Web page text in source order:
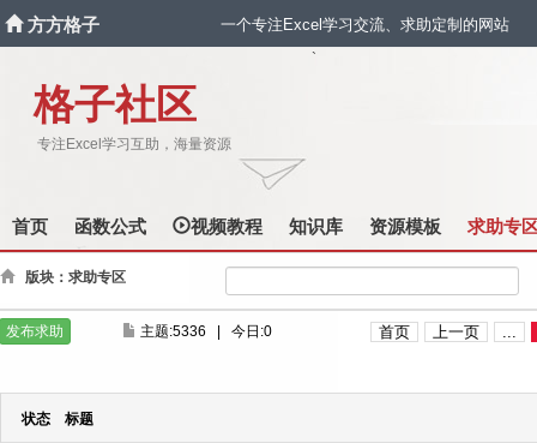
方方格子 一个专注Excel学习交流、求助定制的网站
格子社区
专注Excel学习互助，海量资源
`
首页 函数公式 视频教程 知识库 资源模板 求助专
版块：求助专区
发布求助 主题:5336 |今日:0 首页 上一页 ...
状态 标题